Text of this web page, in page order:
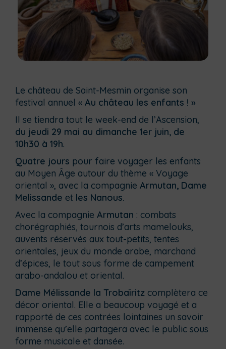
Le château de Saint-Mesmin organise son
festival annuel « Au château les enfants ! »
Il se tiendra tout le week-end de l’Ascension,
du jeudi 29 mai au dimanche 1er juin, de
10h30 à 19h.
Quatre jours pour faire voyager les enfants
au Moyen Âge autour du thème « Voyage
oriental », avec la compagnie Armutan, Dame
Melissande et les Nanous.
Avec la compagnie Armutan : combats
chorégraphiés, tournois d’arts mamelouks,
auvents réservés aux tout-petits, tentes
orientales, jeux du monde arabe, marchand
d’épices, le tout sous forme de campement
arabo-andalou et oriental.
Dame Mélissande la Trobaïritz complètera ce
décor oriental. Elle a beaucoup voyagé et a
rapporté de ces contrées lointaines un savoir
immense qu’elle partagera avec le public sous
forme musicale et dansée.